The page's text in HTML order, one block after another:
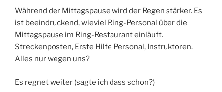
Während der Mittagspause wird der Regen stärker. Es
ist beeindruckend, wieviel Ring-Personal über die
Mittagspause im Ring-Restaurant einläuft.
Streckenposten, Erste Hilfe Personal, Instruktoren.
Alles nur wegen uns?
Es regnet weiter (sagte ich dass schon?)